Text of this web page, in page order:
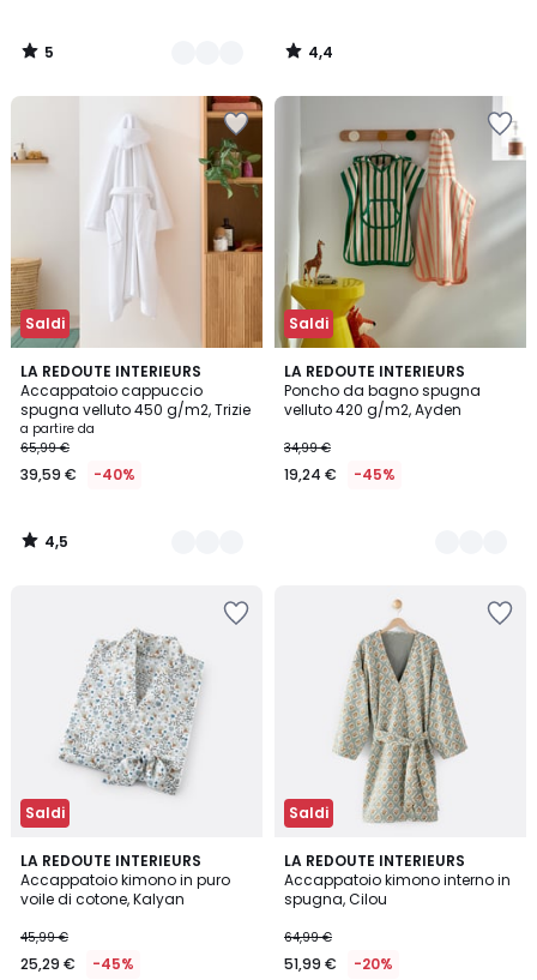
89,99
€
applicato.
5
/
4,4
/
Saldi
LA REDOUTE INTERIEURS
Accappatoio cappuccio
spugna velluto 450 g/m2, Trizie
a partire da
65,99 €
39,59 € -40%
4,5
/ 5
11
Colori
4,5
/
Saldi
LA REDOUTE INTERIEURS
Poncho da bagno spugna
velluto 420 g/m2, Ayden
34,99 €
19,24 € -45%
2
Colori
Saldi
LA REDOUTE INTERIEURS
Accappatoio kimono in puro
voile di cotone, Kalyan
45,99 €
25,29 € -45%
4,4
/ 5
2
Colori
Saldi
LA REDOUTE INTERIEURS
Accappatoio kimono interno in
spugna, Cilou
64,99 €
51,99 € -20%
4,3
/ 5